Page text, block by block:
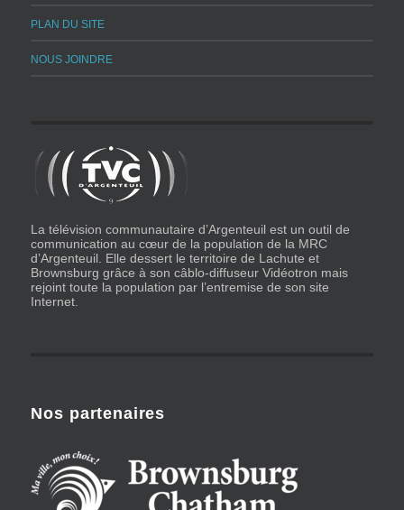
PLAN DU SITE
NOUS JOINDRE
La télévision communautaire d’Argenteuil est un outil de
communication au cœur de la population de la MRC
d’Argenteuil. Elle dessert le territoire de Lachute et
Brownsburg grâce à son câblo-diffuseur Vidéotron mais
rejoint toute la population par l’entremise de son site
Internet.
Nos partenaires